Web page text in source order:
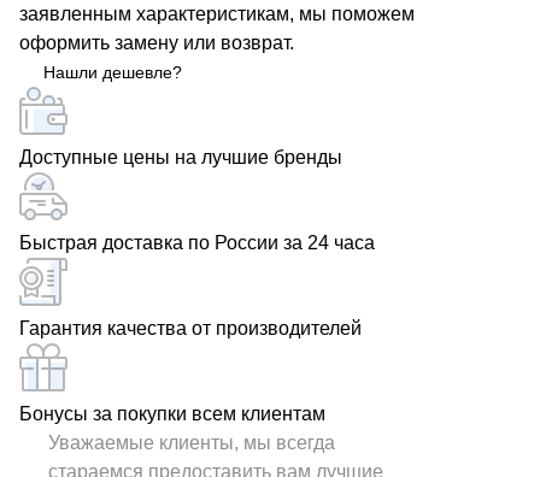
собственных складов по всей России. РОСКАБ – ваш
надежный партнер!
заявленным характеристикам, мы поможем
оформить замену или возврат.
Нашли дешевле?
Доступные цены на лучшие бренды
Быстрая доставка по России за 24 часа
Гарантия качества от производителей
Бонусы за покупки всем клиентам
Уважаемые клиенты, мы всегда
стараемся предоставить вам лучшие